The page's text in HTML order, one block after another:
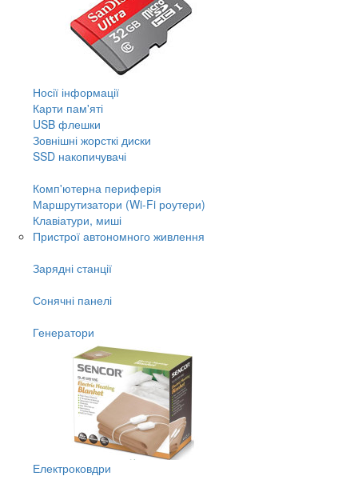
Носії інформації
Карти пам'яті
USB флешки
Зовнішні жорсткі диски
SSD накопичувачі
Комп'ютерна периферія
Маршрутизатори (Wi-Fi роутери)
Клавіатури, миші
Пристрої автономного живлення
Зарядні станції
Сонячні панелі
Генератори
Електроковдри